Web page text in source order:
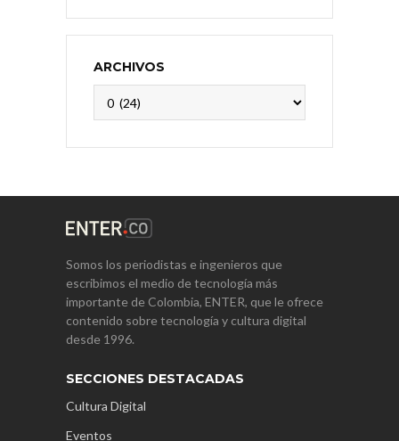
ARCHIVOS
Somos los periodistas e ingenieros que
escribimos el medio de tecnología más
importante de Colombia, ENTER, que le ofrece
contenido sobre tecnología y cultura digital
desde 1996.
SECCIONES DESTACADAS
Cultura Digital
Eventos